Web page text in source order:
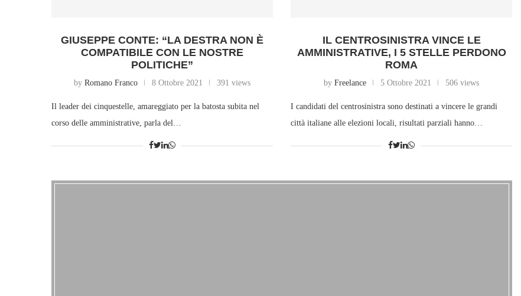
GIUSEPPE CONTE: “LA DESTRA NON È
COMPATIBILE CON LE NOSTRE
POLITICHE”
by Romano Franco 8 Ottobre 2021 391 views
Il leader dei cinquestelle, amareggiato per la batosta subita nel
corso delle amministrative, parla del…
IL CENTROSINISTRA VINCE LE
AMMINISTRATIVE, I 5 STELLE PERDONO
ROMA
byFreelance 5 Ottobre 2021 506 views
I candidati del centrosinistra sono destinati a vincere le grandi
città italiane alle elezioni locali, risultati parziali hanno…